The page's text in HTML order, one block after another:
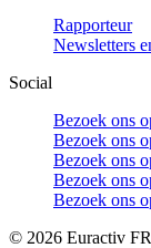
Rapporteur
Newsletters
Social
Bezoek ons
Bezoek ons
Bezoek ons
Bezoek ons
Bezoek ons
© 2026 Euractiv